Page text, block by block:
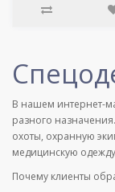
В нашем интернет-
разного
охоты, охранную
медицинскую
Почему клиенты